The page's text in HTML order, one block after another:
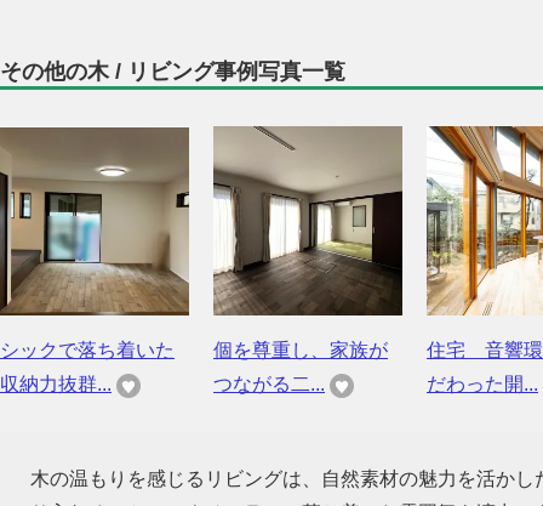
その他の木 / リビング事例写真一覧
シックで落ち着いた
収納力抜群...
個を尊重し、家族が
つながる二...
住宅 音響環
だわった開...
木の温もりを感じるリビングは、自然素材の魅力を活か